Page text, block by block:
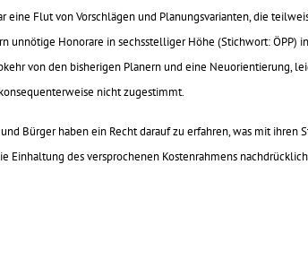
eine Flut von Vorschlägen und Planungsvarianten, die
Honorare in sechsstelliger Höhe (Stichwort: ÖPP)
von den bisherigen Planern und eine Neuorientierung,
nicht zugestimmt.
Bürger haben ein Recht darauf zu erfahren, was mit ihren
Einhaltung des versprochenen Kostenrahmens